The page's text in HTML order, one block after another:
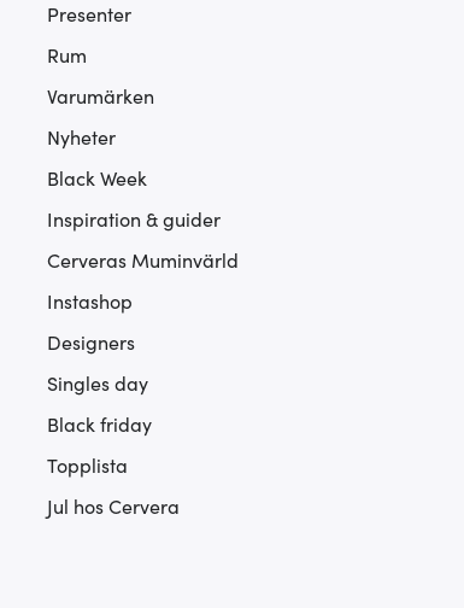
Presenter
Rum
Varumärken
Nyheter
Black Week
Inspiration & guider
Cerveras Muminvärld
Instashop
Designers
Singles day
Black friday
Topplista
Jul hos Cervera